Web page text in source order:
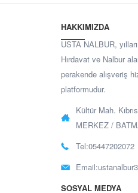
HAKKIMIZDA
USTA NALBUR,
Hırdavat ve Nalbur
perakende alışveriş
platformudur.
Kültür Mah.
MERKEZ /
Tel:05447202072
Email:
SOSYAL MEDYA